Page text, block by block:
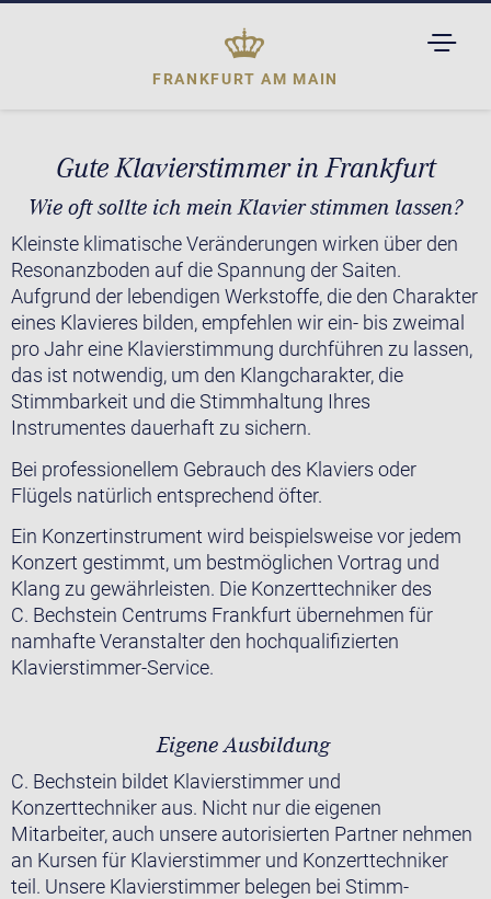
FRANKFURT AM MAIN
Gute Klavierstimmer in Frankfurt
Wie oft sollte ich mein Klavier stimmen lassen?
Kleinste klimatische Veränderungen wirken über den
Resonanzboden auf die Spannung der Saiten.
Aufgrund der lebendigen Werkstoffe, die den Charakter
eines Klavieres bilden, empfehlen wir ein- bis zweimal
pro Jahr eine Klavierstimmung durchführen zu lassen,
das ist notwendig, um den Klangcharakter, die
Stimmbarkeit und die Stimmhaltung Ihres
Instrumentes dauerhaft zu sichern.
Bei professionellem Gebrauch des Klaviers oder
Flügels natürlich entsprechend öfter.
Ein Konzertinstrument wird beispielsweise vor jedem
Konzert gestimmt, um bestmöglichen Vortrag und
Klang zu gewährleisten. Die Konzerttechniker des
C. Bechstein Centrums Frankfurt übernehmen für
namhafte Veranstalter den hochqualifizierten
Klavierstimmer-Service.
Eigene Ausbildung
C. Bechstein bildet Klavierstimmer und
Konzerttechniker aus. Nicht nur die eigenen
Mitarbeiter, auch unsere autorisierten Partner nehmen
an Kursen für Klavierstimmer und Konzerttechniker
teil. Unsere Klavierstimmer belegen bei Stimm-